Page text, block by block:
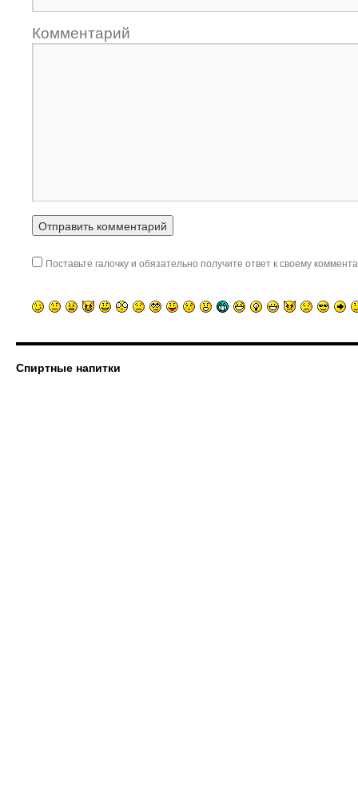
Комментарий
Поставьте галочку и обязательно получите ответ к своему
Спиртные напитки